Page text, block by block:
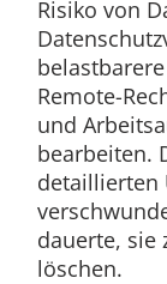
Risiko von
Remote-
und
bearbeiten.
detaillierten
dauerte, sie
löschen.